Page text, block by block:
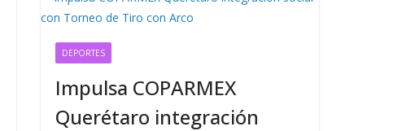
DEPORTES
Impulsa COPARMEX
Querétaro integración